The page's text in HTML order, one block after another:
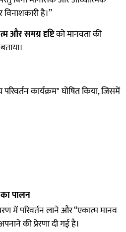
है।”
और समग्र दृष्टिको मानवता की
कार्यक्रम" घोषित किया, जिसमें
पालन
परिवर्तन लाने और “एकात्म मानव
की प्रेरणा दी गई है।